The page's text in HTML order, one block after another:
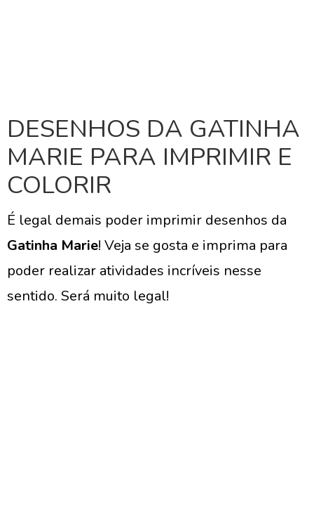
DESENHOS DA GATINHA
MARIE PARA IMPRIMIR E
COLORIR
É legal demais poder imprimir desenhos da
Gatinha Marie! Veja se gosta e imprima para
poder realizar atividades incríveis nesse
sentido. Será muito legal!